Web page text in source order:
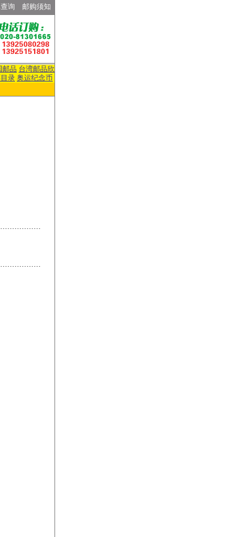
询 邮购须知
邮品 台湾邮品欣
录 奥运纪念币